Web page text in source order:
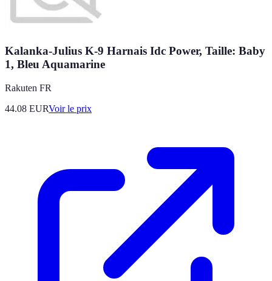
Kalanka-Julius K-9 Harnais Idc Power, Taille: Baby
1, Bleu Aquamarine
Rakuten FR
44.08 EURVoir le prix